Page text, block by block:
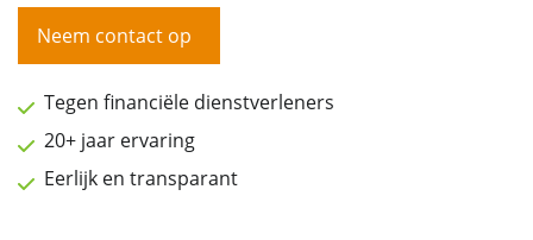
Neem contact op
Tegen financiële dienstverleners
20+ jaar ervaring
Eerlijk en transparant